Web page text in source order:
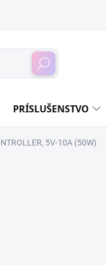
Hľadať
PRÍSLUŠENSTVO
5V-10A (50W)